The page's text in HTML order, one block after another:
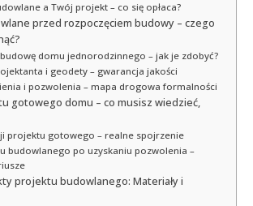
a Twój projekt – co się opłaca?
przed rozpoczęciem budowy – czego
domu jednorodzinnego – jak je zdobyć?
i geodety – gwarancja jakości
i pozwolenia – mapa drogowa formalności
gotowego domu – co musisz wiedzieć,
projektu gotowego – realne spojrzenie
budowlanego po uzyskaniu pozwolenia –
projektu budowlanego: Materiały i